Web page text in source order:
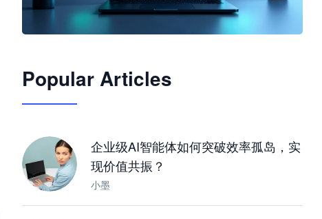
JimoClaw 桌面 AI Agent 工作台
Popular Articles
企业级AI智能体如何突破效率孤岛，实
现价值共振？
小墨